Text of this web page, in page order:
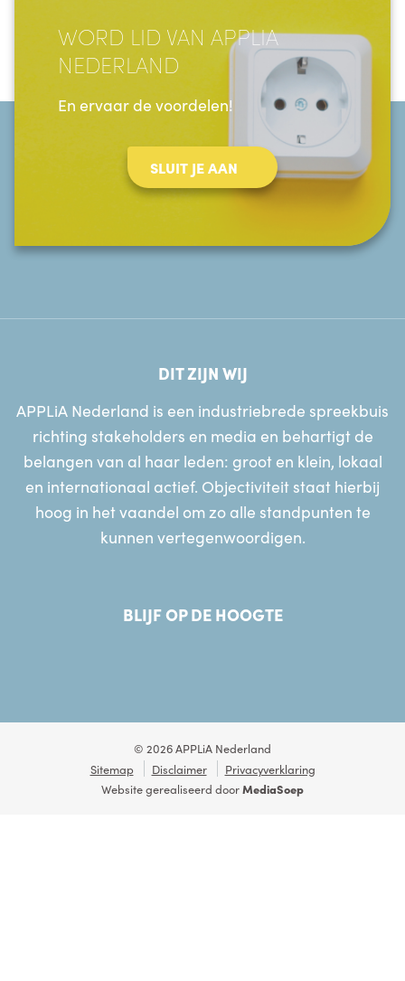
WORD LID VAN APPLIA
NEDERLAND
En ervaar de voordelen!
SLUIT JE AAN
DIT ZIJN WIJ
APPLiA Nederland is een industriebrede spreekbuis
richting stakeholders en media en behartigt de
belangen van al haar leden: groot en klein, lokaal
en internationaal actief. Objectiviteit staat hierbij
hoog in het vaandel om zo alle standpunten te
kunnen vertegenwoordigen.
BLIJF OP DE HOOGTE
© 2026 APPLiA Nederland
Sitemap
Disclaimer
Privacyverklaring
Website gerealiseerd doorMediaSoep